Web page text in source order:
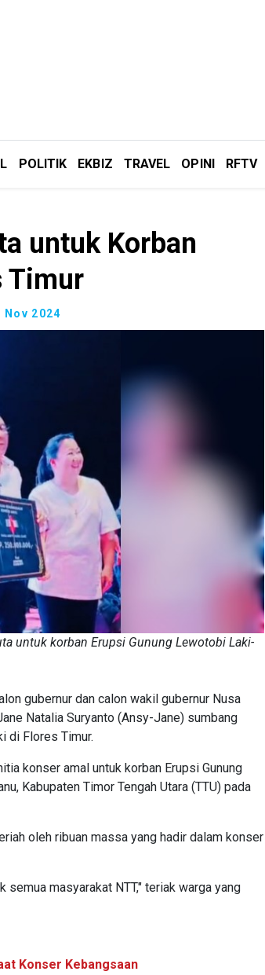
POLITIK EKBIZ TRAVEL OPINI RFTV
untuk Korban
Timur
Nov 2024
untuk korban Erupsi Gunung Lewotobi Laki-
gubernur dan calon wakil gubernur Nusa
Natalia Suryanto (Ansy-Jane) sumbang
di Flores Timur.
konser amal untuk korban Erupsi Gunung
Kabupaten Timor Tengah Utara (TTU) pada
oleh ribuan massa yang hadir dalam konser
masyarakat NTT," teriak warga yang
Konser Kebangsaan